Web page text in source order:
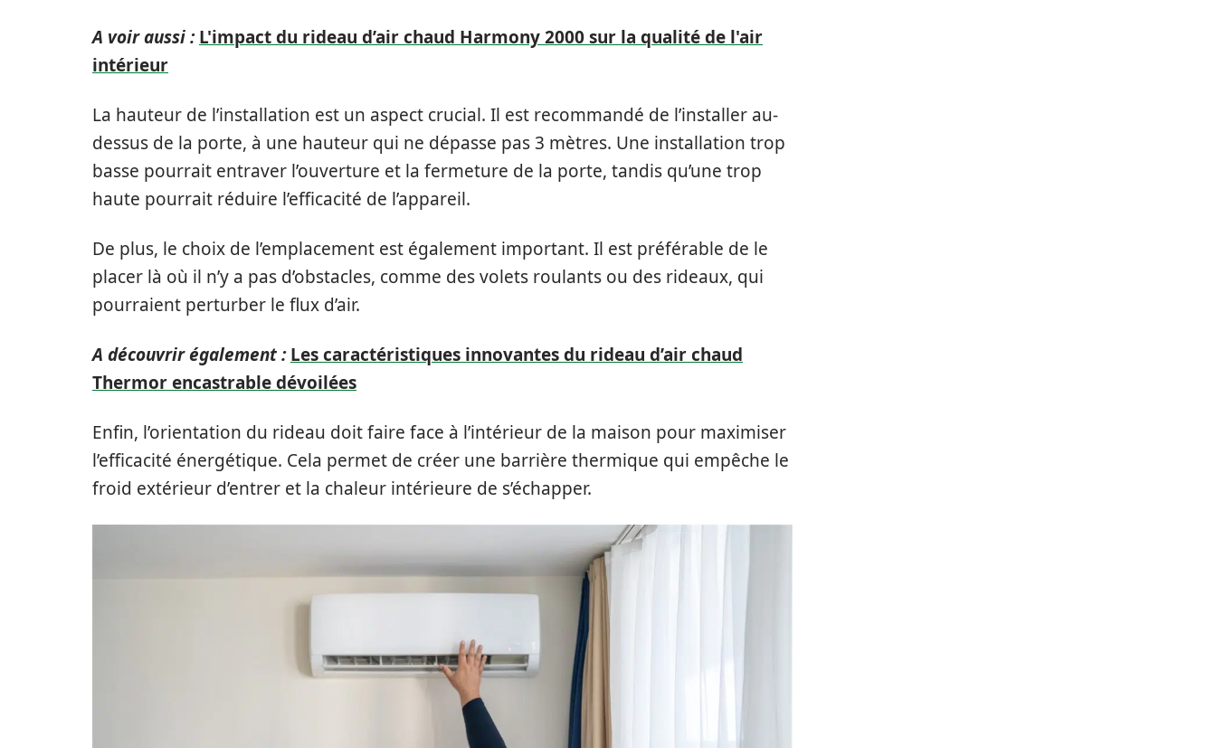
A voir aussi : L'impact du rideau d’air chaud Harmony 2000 sur la qualité de l'air
intérieur
La hauteur de l’installation est un aspect crucial. Il est recommandé de l’installer au-
dessus de la porte, à une hauteur qui ne dépasse pas 3 mètres. Une installation trop
basse pourrait entraver l’ouverture et la fermeture de la porte, tandis qu’une trop
haute pourrait réduire l’efficacité de l’appareil.
De plus, le choix de l’emplacement est également important. Il est préférable de le
placer là où il n’y a pas d’obstacles, comme des volets roulants ou des rideaux, qui
pourraient perturber le flux d’air.
A découvrir également : Les caractéristiques innovantes du rideau d’air chaud
Thermor encastrable dévoilées
Enfin, l’orientation du rideau doit faire face à l’intérieur de la maison pour maximiser
l’efficacité énergétique. Cela permet de créer une barrière thermique qui empêche le
froid extérieur d’entrer et la chaleur intérieure de s’échapper.